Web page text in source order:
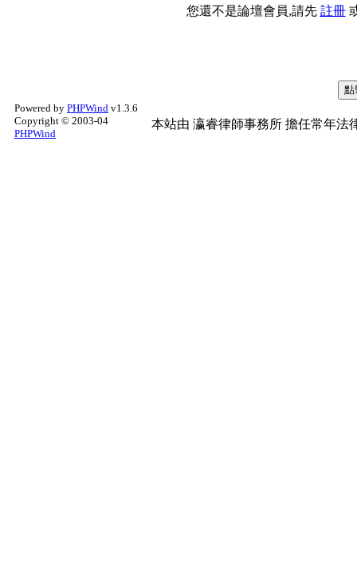
您還不是論壇會員,請先 註冊
Powered by PHPWind v1.3.6
Copyright © 2003-04
PHPWind
本站由 瀛睿律師事務所 擔任常年法